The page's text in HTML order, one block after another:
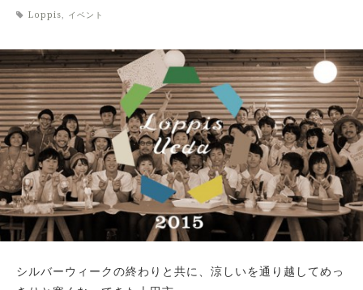
Loppis イベント
シルバーウィークの終わりと共に、涼しいを通り越してめっ